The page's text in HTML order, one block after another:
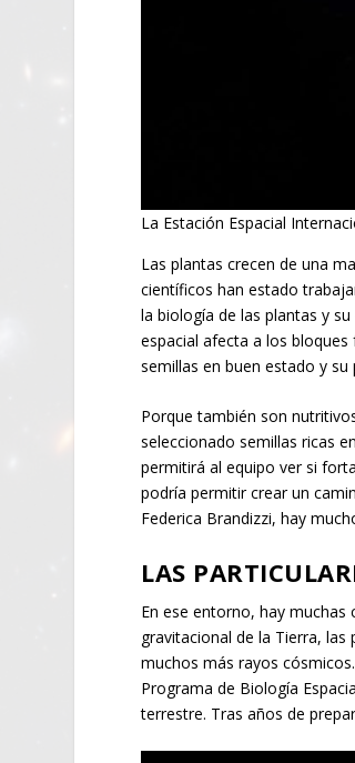
La Estación Espacial
Las plantas crecen de una
científicos han estado
la biología de las plantas y
espacial afecta a los
semillas en buen estado y
Porque también son
seleccionado semillas ricas
permitirá al equipo ver si
podría permitir crear un
Federica Brandizzi, hay
LAS
En ese entorno, hay
gravitacional de la Tierra,
muchos más rayos
Programa de Biología
terrestre. Tras años de